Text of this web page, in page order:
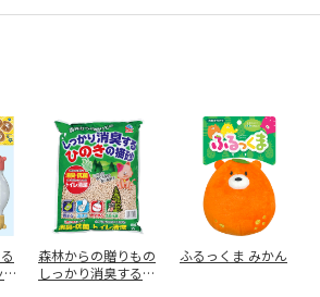
森林からの贈りもの
しっかり消臭するひ
ふるっくま みかん